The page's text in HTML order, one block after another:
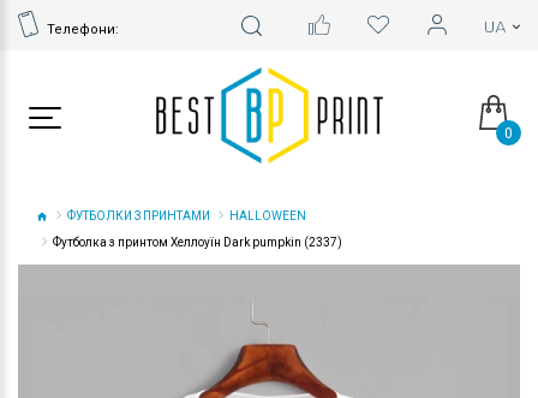
Телефони:
0
ФУТБОЛКИ З ПРИНТАМИ
HALLOWEEN
Футболка з принтом Хеллоуїн Dark pumpkin (2337)